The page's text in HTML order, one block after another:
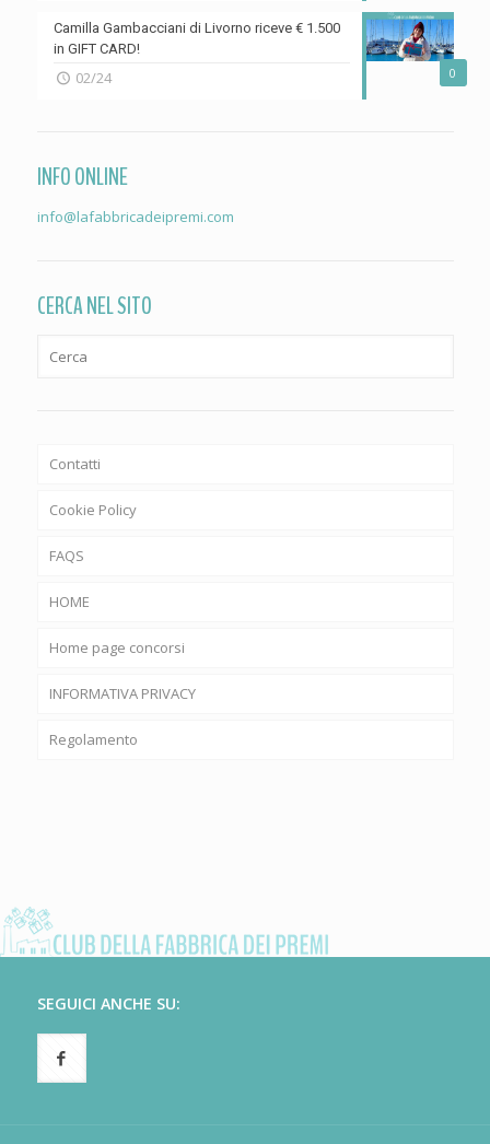
0
Camilla Gambacciani di Livorno riceve € 1.500
in GIFT CARD!
02/24
INFO ONLINE
info@lafabbricadeipremi.com
CERCA NEL SITO
Contatti
Cookie Policy
FAQS
HOME
Home page concorsi
INFORMATIVA PRIVACY
Regolamento
SEGUICI ANCHE SU: